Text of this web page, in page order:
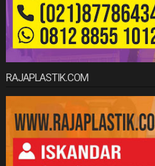
RAJAPLASTIK.COM